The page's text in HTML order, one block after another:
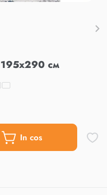
см
In cos